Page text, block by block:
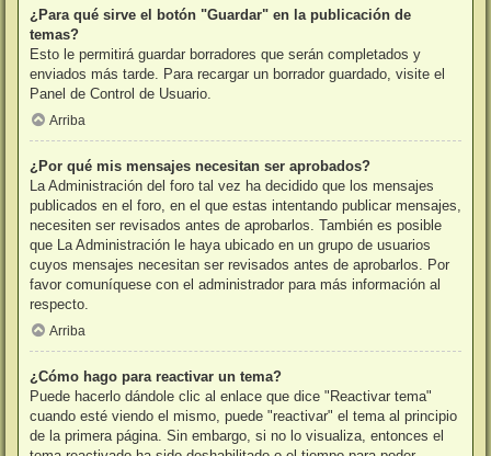
¿Para qué sirve el botón "Guardar" en la publicación de
temas?
Esto le permitirá guardar borradores que serán completados y
enviados más tarde. Para recargar un borrador guardado, visite el
Panel de Control de Usuario.
Arriba
¿Por qué mis mensajes necesitan ser aprobados?
La Administración del foro tal vez ha decidido que los mensajes
publicados en el foro, en el que estas intentando publicar mensajes,
necesiten ser revisados antes de aprobarlos. También es posible
que La Administración le haya ubicado en un grupo de usuarios
cuyos mensajes necesitan ser revisados antes de aprobarlos. Por
favor comuníquese con el administrador para más información al
respecto.
Arriba
¿Cómo hago para reactivar un tema?
Puede hacerlo dándole clic al enlace que dice "Reactivar tema"
cuando esté viendo el mismo, puede "reactivar" el tema al principio
de la primera página. Sin embargo, si no lo visualiza, entonces el